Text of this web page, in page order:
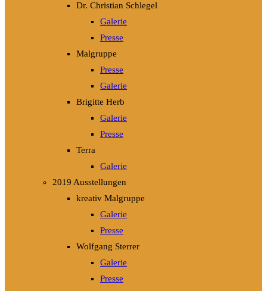
Dr. Christian Schlegel
Galerie
Presse
Malgruppe
Presse
Galerie
Brigitte Herb
Galerie
Presse
Terra
Galerie
2019 Ausstellungen
kreativ Malgruppe
Galerie
Presse
Wolfgang Sterrer
Galerie
Presse